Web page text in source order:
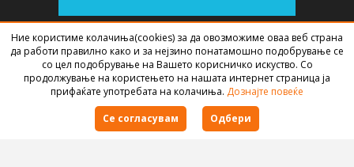
СОФТВЕР ЗА АГЕНЦИИ ЗА НЕДВИЖНИНИ ИЗРАБОТЕН ОД
BEST NET
STUDIO2026
Правила за користење
Ние користиме колачиња(cookies) за да овозможиме оваа веб страна
да работи правилно како и за нејзино понатамошно подобрување се
со цел подобрување на Вашето корисничко искуство. Со
продолжување на користењето на нашата интернет страница ја
прифаќате употребата на колачиња. Дознајте повеќе
Се согласувам
Одбери